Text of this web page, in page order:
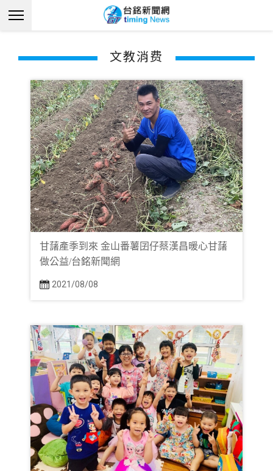
文教消费
甘藷產季到來 金山番薯囝仔蔡漢昌暖心甘藷
做公益/台銘新聞網
2021/08/08